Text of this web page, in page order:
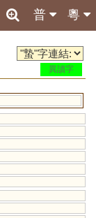
粵
普
異讀字